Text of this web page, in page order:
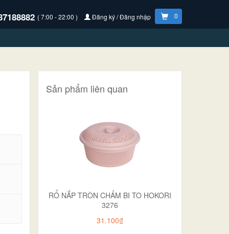
( 7:00 - 22:00 ) Đăng ký / Đăng nhập 0
Sản phẩm liên quan
RỔ NẮP TRÒN CHẤM BI TO HOKORI
3276
31.100₫